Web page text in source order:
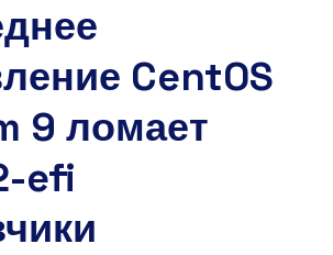
CentOS
9 ломает
efi